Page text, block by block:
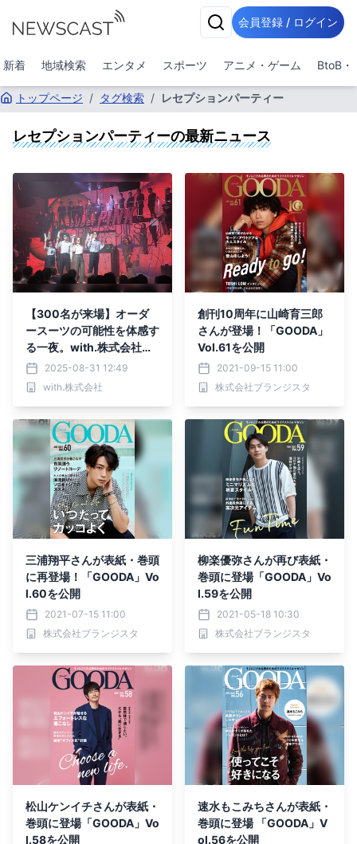
会員登録 / ログイン
新着 地域検索 エンタメ スポーツ アニメ・ゲーム BtoB・
トップページ / タグ検索 / レセプションパーティー
レセプションパーティーの最新ニュース
【300名が来場】オーダ
ースーツの可能性を体感す
る一夜。with.株式会社が
大阪・心斎橋でレセプショ
ンパーティーを開催 ～“み
んなの手に届く”上質を、
2025-08-31 12:49
with.株式会社
創刊10周年に山崎育三郎
さんが登場！「GOODA」
Vol.61を公開
2021-09-15 11:00
株式会社ブランジスタ
三浦翔平さんが表紙・巻頭
に再登場！「GOODA」Vo
l.60を公開
2021-07-15 11:00
株式会社ブランジスタ
柳楽優弥さんが再び表紙・
巻頭に登場「GOODA」Vo
l.59を公開
2021-05-18 10:30
株式会社ブランジスタ
松山ケンイチさんが表紙・
巻頭に登場「GOODA」Vo
l.58を公開
速水もこみちさんが表紙・
巻頭に登場 「GOODA」V
ol.56を公開